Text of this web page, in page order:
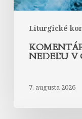
Liturgické
„A“
NEDEĽU V
7. augusta 2026